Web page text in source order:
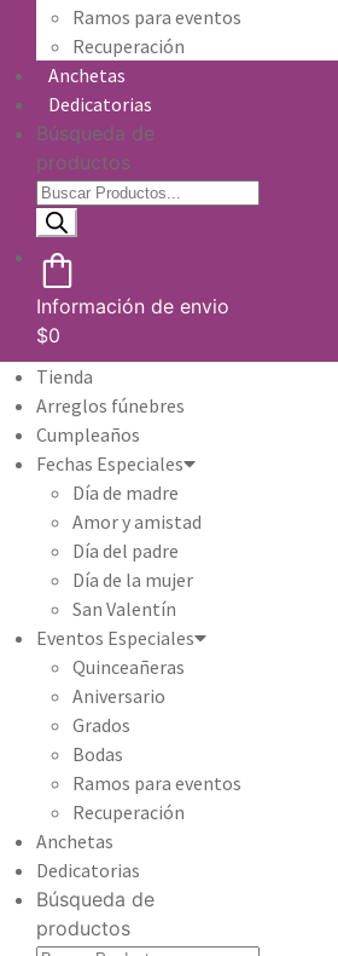
Ramos para eventos
Recuperación
Anchetas
Dedicatorias
Búsqueda de
productos
Información de envio
$0
Tienda
Arreglos fúnebres
Cumpleaños
Fechas Especiales
Día de madre
Amor y amistad
Día del padre
Día de la mujer
San Valentín
Eventos Especiales
Quinceañeras
Aniversario
Grados
Bodas
Ramos para eventos
Recuperación
Anchetas
Dedicatorias
Búsqueda de
productos